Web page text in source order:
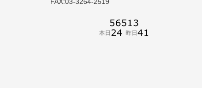
FAX:03-3264-2519